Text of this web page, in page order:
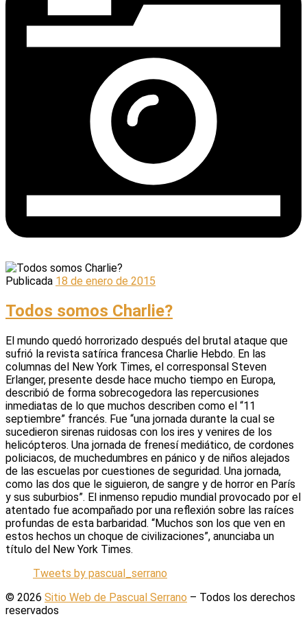
Publicada 18 de enero de 2015
Todos somos Charlie?
El mundo quedó horrorizado después del brutal ataque que
sufrió la revista satírica francesa Charlie Hebdo. En las
columnas del New York Times, el corresponsal Steven
Erlanger, presente desde hace mucho tiempo en Europa,
describió de forma sobrecogedora las repercusiones
inmediatas de lo que muchos describen como el “11
septiembre” francés. Fue “una jornada durante la cual se
sucedieron sirenas ruidosas con los ires y venires de los
helicópteros. Una jornada de frenesí mediático, de cordones
policiacos, de muchedumbres en pánico y de niños alejados
de las escuelas por cuestiones de seguridad. Una jornada,
como las dos que le siguieron, de sangre y de horror en París
y sus suburbios”. El inmenso repudio mundial provocado por el
atentado fue acompañado por una reflexión sobre las raíces
profundas de esta barbaridad. “Muchos son los que ven en
estos hechos un choque de civilizaciones”, anunciaba un
título del New York Times.
Tweets by pascual_serrano
© 2026 Sitio Web de Pascual Serrano – Todos los derechos
reservados